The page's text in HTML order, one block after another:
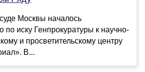
Москвы началось
по иску Генпрокуратуры к научно-
и просветительскому центру
В...